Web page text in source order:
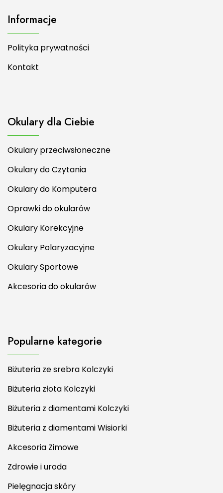
Informacje
Polityka prywatności
Kontakt
Okulary dla Ciebie
Okulary przeciwsłoneczne
Okulary do Czytania
Okulary do Komputera
Oprawki do okularów
Okulary Korekcyjne
Okulary Polaryzacyjne
Okulary Sportowe
Akcesoria do okularów
Popularne kategorie
Biżuteria ze srebra Kolczyki
Biżuteria złota Kolczyki
Biżuteria z diamentami Kolczyki
Biżuteria z diamentami Wisiorki
Akcesoria Zimowe
Zdrowie i uroda
Pielęgnacja skóry